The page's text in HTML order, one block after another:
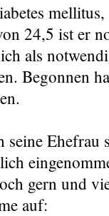
24,5 ist er
als
Begonnen
seine Ehefrau
gern und
auf: